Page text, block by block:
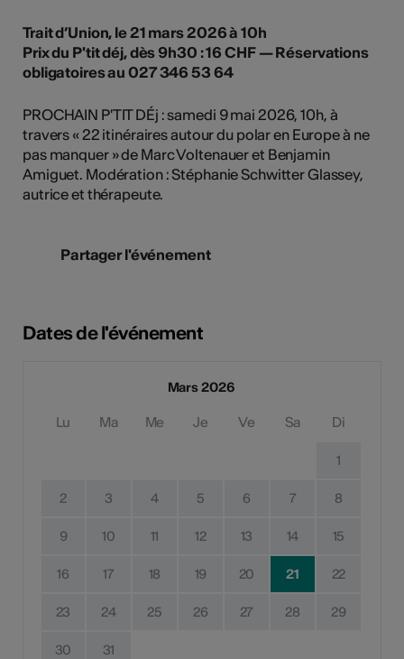
Trait d’Union, le 21 mars 2026 à 10h
Prix du P'tit déj, dès 9h30 : 16 CHF — Réservations
obligatoires au 027 346 53 64
PROCHAIN P'TIT DÉj : samedi 9 mai 2026, 10h, à
travers « 22 itinéraires autour du polar en Europe à ne
pas manquer » de Marc Voltenauer et Benjamin
Amiguet. Modération : Stéphanie Schwitter Glassey,
autrice et thérapeute.
Partager l'événement
Dates de l'événement
Mars 2026
Lu Ma Me Je Ve Sa Di
1
2 3 4 5 6 7 8
9 10 11 12 13 14 15
16 17 18 19 20 21 22
23 24 25 26 27 28 29
30 31